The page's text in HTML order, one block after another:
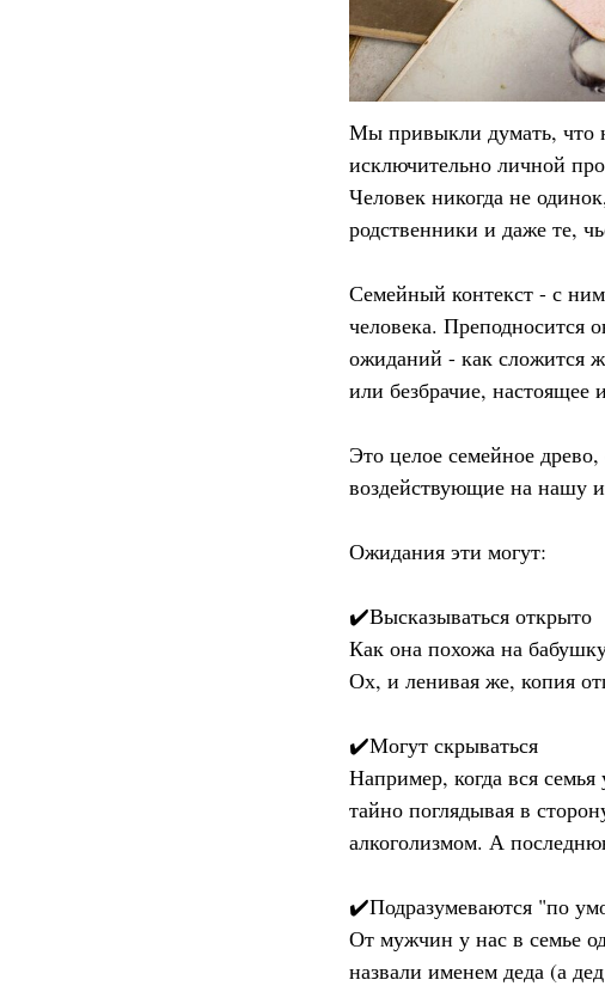
Мы привыкли думать, что
исключительно личной
Человек никогда не
родственники и даже те,
Семейный контекст - с
человека. Преподносится
ожиданий - как сложится
или безбрачие, настоящее
Это целое семейное древо,
воздействующие на нашу
Ожидания эти могут:
✔️Высказываться открыто
Как она похожа на
Ох, и ленивая же, копия
✔️Могут скрываться
Например, когда вся
тайно поглядывая в
алкоголизмом. А
✔️Подразумеваются "по
От мужчин у нас в семье
назвали именем деда (а